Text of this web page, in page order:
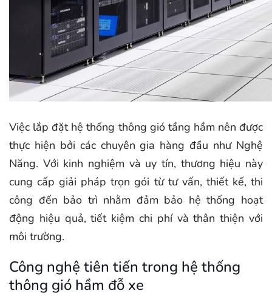
Việc lắp đặt hệ thống thông gió tầng hầm nên được
thực hiện bởi các chuyên gia hàng đầu như Nghệ
Năng. Với kinh nghiệm và uy tín, thương hiệu này
cung cấp giải pháp trọn gói từ tư vấn, thiết kế, thi
công đến bảo trì nhằm đảm bảo hệ thống hoạt
động hiệu quả, tiết kiệm chi phí và thân thiện với
môi trường.
Công nghệ tiên tiến trong hệ thống
thông gió hầm đỗ xe